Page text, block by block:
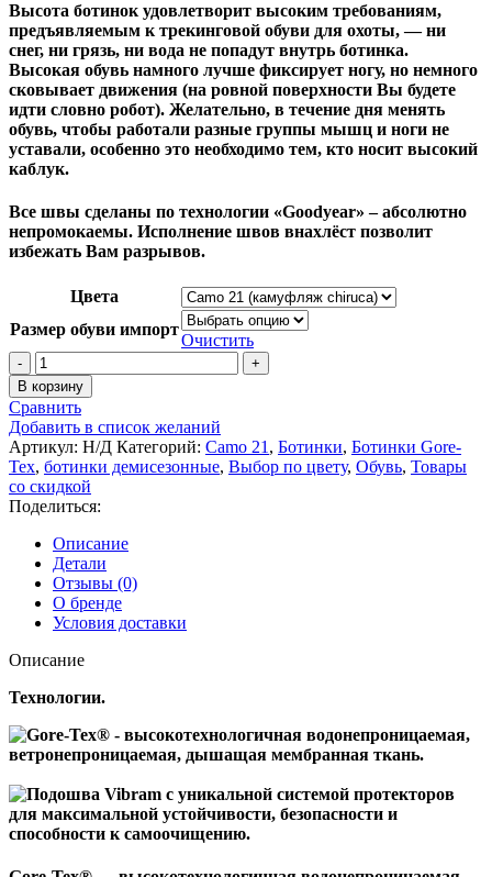
Высота ботинок удовлетворит высоким требованиям,
предъявляемым к трекинговой обуви для охоты, — ни
снег, ни грязь, ни вода не попадут внутрь ботинка.
Высокая обувь намного лучше фиксирует ногу, но немного
сковывает движения (на ровной поверхности Вы будете
идти словно робот). Желательно, в течение дня менять
обувь, чтобы работали разные группы мышц и ноги не
уставали, особенно это необходимо тем, кто носит высокий
каблук.
Все швы сделаны по технологии «Goodyear» – абсолютно
непромокаемы. Исполнение швов внахлёст позволит
избежать Вам разрывов.
Цвета
Размер обуви импорт
Очистить
Количество
товара
Камуфляжные
ботинки
CHIRUCA
Barbet
(Испания)
В корзину
Сравнить
Добавить в список желаний
Артикул: Н/Д Категорий: Camo 21 , Ботинки, Ботинки Gore-
Tex, ботинки демисезонные, Выбор по цвету, Обувь, Товары
со скидкой
Поделиться:
Описание
Детали
Отзывы (0)
О бренде
Условия доставки
Описание
Технологии.